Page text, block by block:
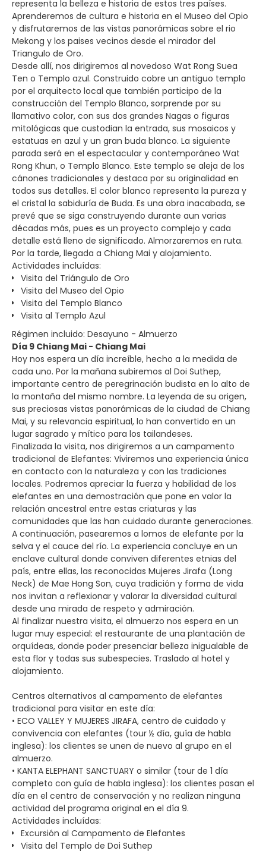
representa la belleza e historia de estos tres países.
Aprenderemos de cultura e historia en el Museo del Opio
y disfrutaremos de las vistas panorámicas sobre el rio
Mekong y los paises vecinos desde el mirador del
Triangulo de Oro.
Desde allí, nos dirigiremos al novedoso Wat Rong Suea
Ten o Templo azul. Construido cobre un antiguo templo
por el arquitecto local que también participo de la
construcción del Templo Blanco, sorprende por su
llamativo color, con sus dos grandes Nagas o figuras
mitológicas que custodian la entrada, sus mosaicos y
estatuas en azul y un gran buda blanco. La siguiente
parada será en el espectacular y contemporáneo Wat
Rong Khun, o Templo Blanco. Este templo se aleja de los
cánones tradicionales y destaca por su originalidad en
todos sus detalles. El color blanco representa la pureza y
el cristal la sabiduría de Buda. Es una obra inacabada, se
prevé que se siga construyendo durante aun varias
décadas más, pues es un proyecto complejo y cada
detalle está lleno de significado. Almorzaremos en ruta.
Por la tarde, llegada a Chiang Mai y alojamiento.
Actividades incluídas:
Visita del Triángulo de Oro
Visita del Museo del Opio
Visita del Templo Blanco
Visita al Templo Azul
Régimen incluido: Desayuno - Almuerzo
Día 9 Chiang Mai - Chiang Mai
Hoy nos espera un día increíble, hecho a la medida de
cada uno. Por la mañana subiremos al Doi Suthep,
importante centro de peregrinación budista en lo alto de
la montaña del mismo nombre. La leyenda de su origen,
sus preciosas vistas panorámicas de la ciudad de Chiang
Mai, y su relevancia espiritual, lo han convertido en un
lugar sagrado y mítico para los tailandeses.
Finalizada la visita, nos dirigiremos a un campamento
tradicional de Elefantes: Viviremos una experiencia única
en contacto con la naturaleza y con las tradiciones
locales. Podremos apreciar la fuerza y habilidad de los
elefantes en una demostración que pone en valor la
relación ancestral entre estas criaturas y las
comunidades que las han cuidado durante generaciones.
A continuación, pasearemos a lomos de elefante por la
selva y el cauce del río. La experiencia concluye en un
enclave cultural donde conviven diferentes etnias del
país, entre ellas, las reconocidas Mujeres Jirafa (Long
Neck) de Mae Hong Son, cuya tradición y forma de vida
nos invitan a reflexionar y valorar la diversidad cultural
desde una mirada de respeto y admiración.
Al finalizar nuestra visita, el almuerzo nos espera en un
lugar muy especial: el restaurante de una plantación de
orquídeas, donde poder presenciar belleza inigualable de
esta flor y todas sus subespecies. Traslado al hotel y
alojamiento.
Centros alternativos al campamento de elefantes
tradicional para visitar en este día:
• ECO VALLEY Y MUJERES JIRAFA, centro de cuidado y
convivencia con elefantes (tour ½ día, guía de habla
inglesa): los clientes se unen de nuevo al grupo en el
almuerzo.
• KANTA ELEPHANT SANCTUARY o similar (tour de 1 día
completo con guía de habla inglesa): los clientes pasan el
día en el centro de conservación y no realizan ninguna
actividad del programa original en el día 9.
Actividades incluídas:
Excursión al Campamento de Elefantes
Visita del Templo de Doi Suthep